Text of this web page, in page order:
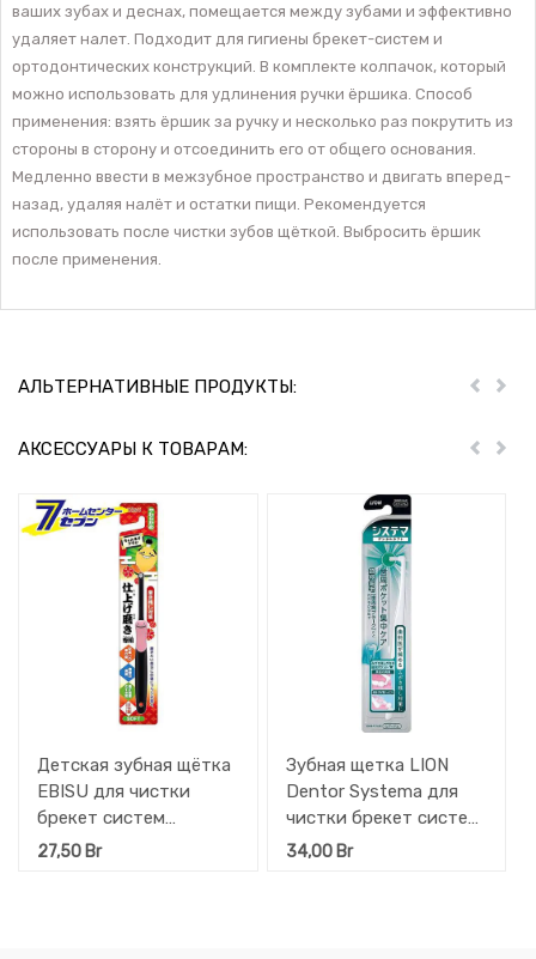
ваших зубах и деснах, помещается между зубами и эффективно
удаляет налет. Подходит для гигиены брекет-систем и
ортодонтических конструкций. В комплекте колпачок, который
можно использовать для удлинения ручки ёршика. Способ
применения: взять ёршик за ручку и несколько раз покрутить из
стороны в сторону и отсоединить его от общего основания.
Медленно ввести в межзубное пространство и двигать вперед-
назад, удаляя налёт и остатки пищи. Рекомендуется
использовать после чистки зубов щёткой. Выбросить ёршик
после применения.
АЛЬТЕРНАТИВНЫЕ ПРОДУКТЫ: Пред
АКСЕССУАРЫ К ТОВАРАМ: Пред
Детская зубная щётка
EBISU для чистки
брекет систем
(мягкая) 1 шт
27,50 Br
Зубная щетка LION
Dentor Systema для
чистки брекет систем
1 шт
34,00Br